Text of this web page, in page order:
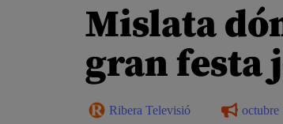
Mislata
gran festa
Ribera Televisió octubre